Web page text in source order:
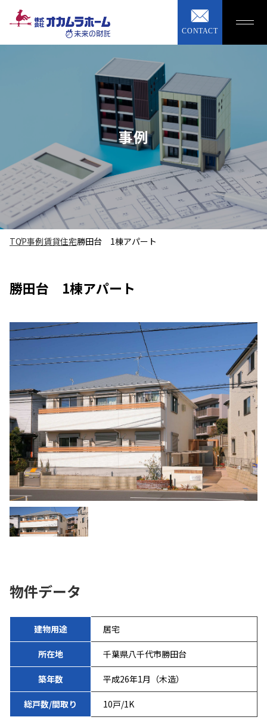
CONTACT
事例
TOP事例賃貸住宅勝田台 1棟アパート
勝田台 1棟アパート
物件データ
建物用途 居宅
所在地 千葉県八千代市勝田台
築年数 平成26年1月（木造）
総戸数/間取り 10戸/1K